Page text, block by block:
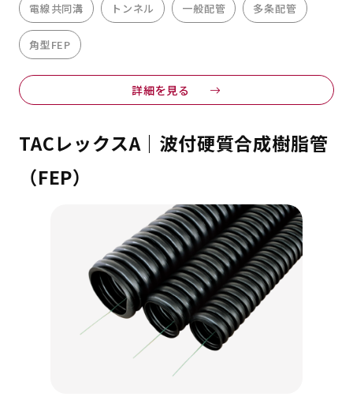
電線共同溝 トンネル 一般配管 多条配管
角型FEP
詳細を見る
TACレックスA｜波付硬質合成樹脂管
（FEP）